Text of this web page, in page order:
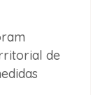
de